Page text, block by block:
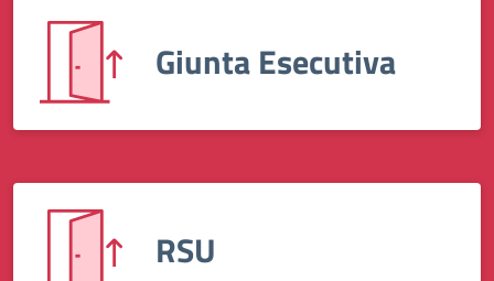
Giunta Esecutiva
RSU